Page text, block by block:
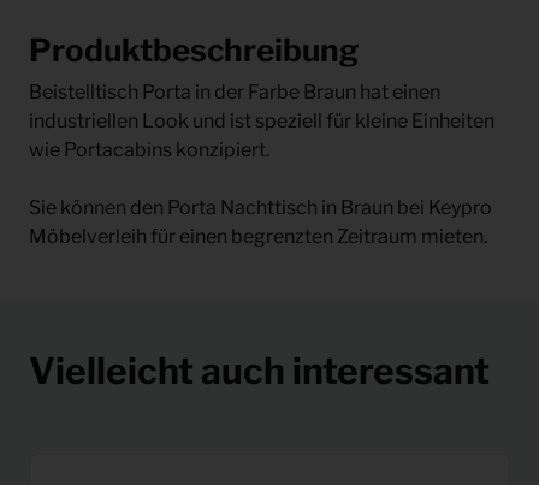
Produktbeschreibung
Beistelltisch Porta in der Farbe Braun hat einen
industriellen Look und ist speziell für kleine Einheiten
wie Portacabins konzipiert.
Sie können den Porta Nachttisch in Braun bei Keypro
Möbelverleih für einen begrenzten Zeitraum mieten.
Vielleicht auch interessant